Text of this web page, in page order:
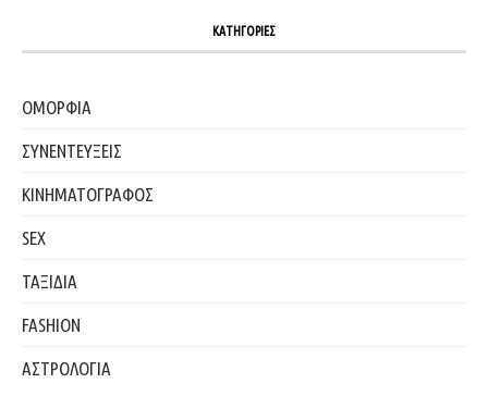
ΚΑΤΗΓΟΡΙΕΣ
ΟΜΟΡΦΙΑ
ΣΥΝΕΝΤΕΥΞΕΙΣ
ΚΙΝΗΜΑΤΟΓΡΑΦΟΣ
SEX
ΤΑΞΙΔΙΑ
FASHION
ΑΣΤΡΟΛΟΓΙΑ